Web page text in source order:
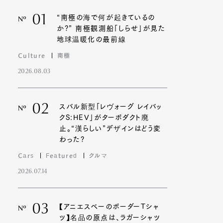
Nº 01
“南極の海で何が起きているの
か?” 南極観測船「しらせ」が見た
地球温暖化の最前線
Culture 南極
2026.08.03
Nº 02
スバル新型「レヴォーグ レイバッ
クS:HEV」がターボダクト廃
止。“漢らしい”デザインはどう変
わった?
Cars Featured クルマ
2026.07.14
Nº 03
【アニエスベーのボーダーTシャ
ツ】名品の原点は、ラガーシャツ